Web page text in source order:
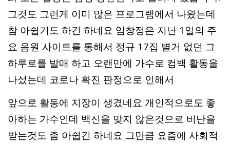
그것도 그런게 이미 많은 프로그램에서 나왔는데
참 아쉽기도 하긴 하네요 임창정은 지난 1일의 주
요 음원 사이트를 통해서 정규 17집 별거 없던 그
하루로를 발매 하고 오랜만에 가수로 컴백 활동을
나섰는데 코로나 확진 판정으로 인해서
앞으로 활동에 지장이 생겼네요 개인적으로도 좋
아하는 가수인데 백신을 맞지 않은것으로 비난을
받는것도 좀 아쉽긴 하네요 그만큼 요즘에 사회적